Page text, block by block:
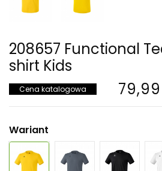
208657 Functional
shirt Kids
Cena katalogowa 79,99
Wariant